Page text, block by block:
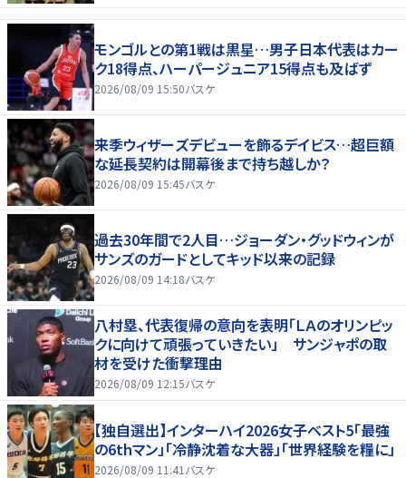
モンゴルとの第1戦は黒星…男子日本代表はカー
ク18得点、ハーパージュニア15得点も及ばず
2026/08/09 15:50バスケ
来季ウィザーズデビューを飾るデイビス…超巨額
な延長契約は開幕後まで持ち越しか？
2026/08/09 15:45バスケ
過去30年間で2人目…ジョーダン・グッドウィンが
サンズのガードとしてキッド以来の記録
2026/08/09 14:18バスケ
八村塁、代表復帰の意向を表明「ＬＡのオリンピッ
クに向けて頑張っていきたい」 サンジャポの取
材を受けた衝撃理由
2026/08/09 12:15バスケ
【独自選出】インターハイ2026女子ベスト5「最強
の6thマン」「冷静沈着な大器」「世界経験を糧に」
2026/08/09 11:41 バスケ